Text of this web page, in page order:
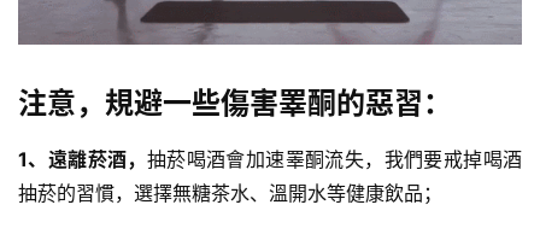
注意，規避一些傷害睪酮的惡習：
1、遠離菸酒， 抽菸喝酒會加速睪酮流失，我們要戒掉喝酒
抽菸的習慣，選擇無糖茶水、 溫開水等健康飲品；